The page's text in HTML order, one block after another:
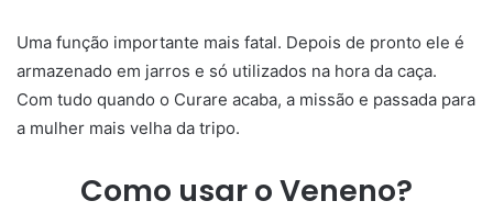
Uma função importante mais fatal. Depois de pronto ele é
armazenado em jarros e só utilizados na hora da caça.
Com tudo quando o Curare acaba, a missão e passada para
a mulher mais velha da tripo.
Como usar o Veneno?